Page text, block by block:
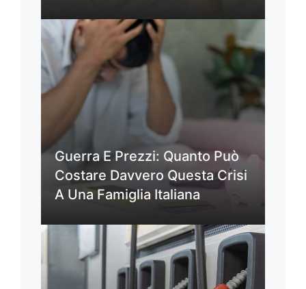
Guerra E Prezzi: Quanto Può
Costare Davvero Questa Crisi
A Una Famiglia Italiana